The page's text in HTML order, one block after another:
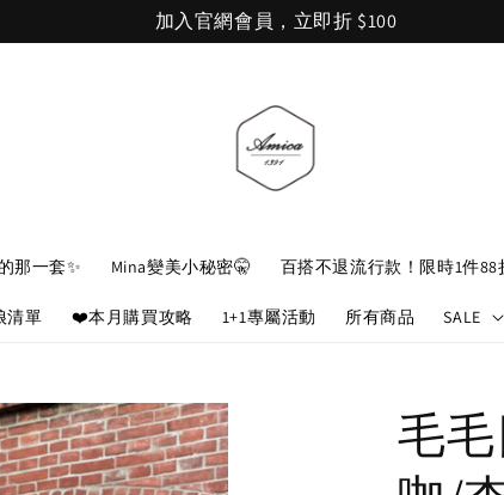
加入官網會員，立即折 $100
那一套✨ Mina變美小秘密🤫 百搭不退流行款！限時1件88
清單 ❤️本月購買攻略 1+1專屬活動 所有商品 SALE
毛